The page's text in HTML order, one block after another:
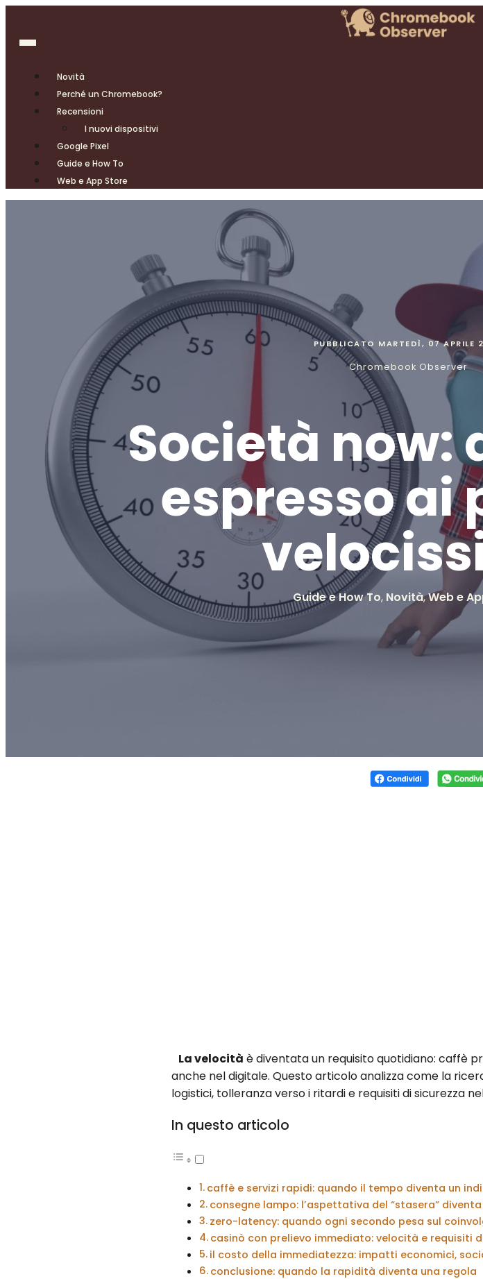
Novità
Perché un Chromebook?
Recensioni
I nuovi dispositivi
Google Pixel
Guide e How To
Web e App Store
PUBBLICATO MARTEDÌ, 07 APRILE
Chromebook Observer
Società now:
espresso ai
Guide e How To, Novità,Web e
La velocità è diventata un requisito quotidiano: caffè
anche nel digitale. Questo articolo analizza come la
logistici, tolleranza verso i ritardi e requisiti di sicurezza
In questo articolo
caffè e servizi rapidi: quando il tempo diventa un
consegne lampo: l’aspettativa del “stasera” diventa
zero-latency: quando ogni secondo pesa sul
casinò con prelievo immediato: velocità e requisiti
il costo della immediatezza: impatti economici,
conclusione: quando la rapidità diventa una regola